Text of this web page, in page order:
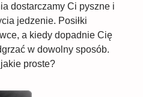
dostarczamy Ci pyszne i
jedzenie. Posiłki
a kiedy dopadnie Cię
w dowolny sposób.
proste?